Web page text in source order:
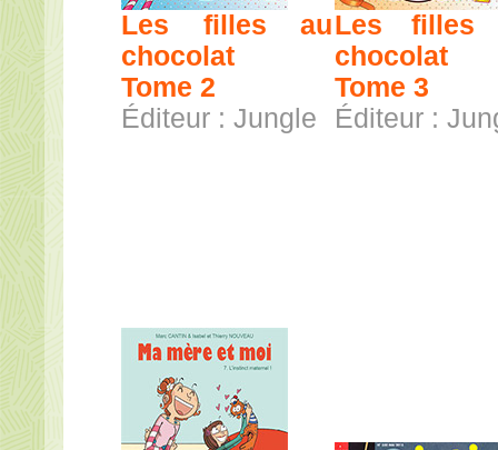
Les filles au
chocolat
Tome 2
Éditeur : Jungle
Les filles
chocolat
Tome 3
Éditeur :